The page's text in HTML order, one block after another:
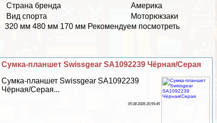
Страна бренда
Америка
Вид спорта
Моторюкзаки
320 мм 480 мм 170 мм Рекомендуем посмотреть
Сумка-планшет Swissgear SA1092239 Чёрная/Серая
Сумка-планшет Swissgear SA1092239
Чёрная/Серая...
05 08 2026 20:55:45